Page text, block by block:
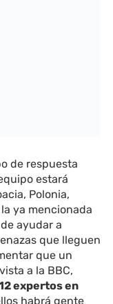
de respuesta
estará
Polonia,
ya mencionada
ayudar a
que lleguen
que un
a la BBC,
expertos en
habrá gente